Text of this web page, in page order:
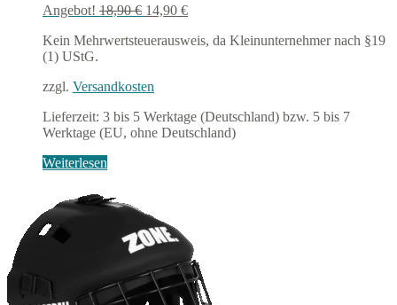
Angebot! 18,90€ Ursprünglicher
war:
14,90 €Aktueller
ist:
Kein Mehrwertsteuerausweis, da Kleinunternehmer nach §19
(1) UStG.
zzgl. Versandkosten
Lieferzeit: 3 bis 5 Werktage (Deutschland) bzw. 5 bis 7
Werktage (EU, ohne Deutschland)
Weiterlesen